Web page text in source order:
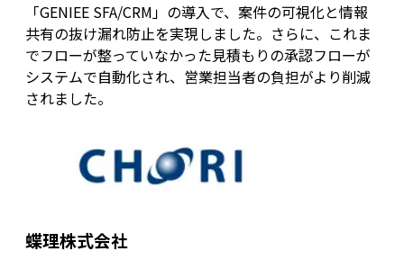
「GENIEE SFA/CRM」の導入で、案件の可視化と情報
共有の抜け漏れ防止を実現しました。さらに、これま
でフローが整っていなかった見積もりの承認フローが
システムで自動化され、営業担当者の負担がより削減
されました。
蝶理株式会社